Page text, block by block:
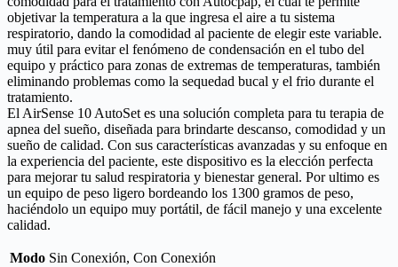
objetivar la temperatura a la que ingresa el aire a tu sistema
respiratorio, dando la comodidad al paciente de elegir este variable.
muy útil para evitar el fenómeno de condensación en el tubo del
equipo y práctico para zonas de extremas de temperaturas, también
eliminando problemas como la sequedad bucal y el frio durante el
tratamiento.
El AirSense 10 AutoSet es una solución completa para tu terapia de
apnea del sueño, diseñada para brindarte descanso, comodidad y un
sueño de calidad. Con sus características avanzadas y su enfoque en
la experiencia del paciente, este dispositivo es la elección perfecta
para mejorar tu salud respiratoria y bienestar general. Por ultimo es
un equipo de peso ligero bordeando los 1300 gramos de peso,
haciéndolo un equipo muy portátil, de fácil manejo y una excelente
calidad.
Modo Sin Conexión, Con Conexión